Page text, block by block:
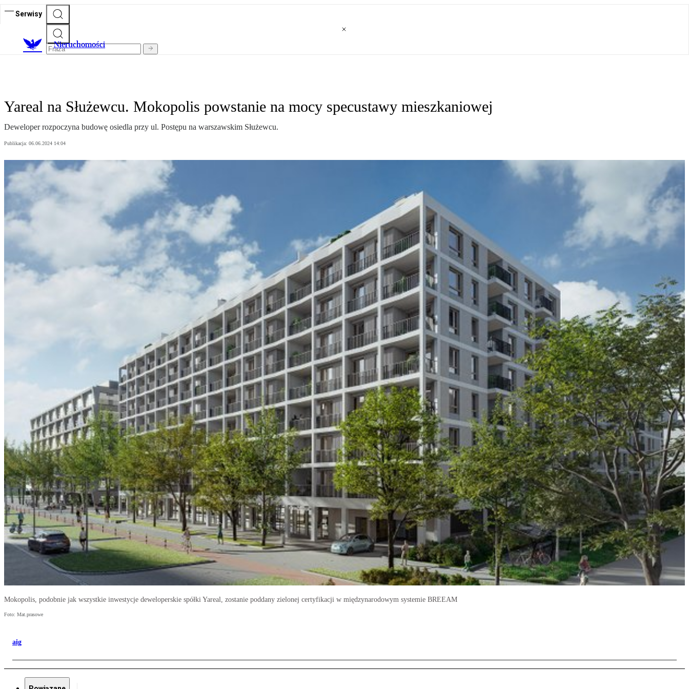
Serwisy
Nieruchomości
Yareal na Służewcu. Mokopolis powstanie na mocy specustawy mieszkaniowej
Deweloper rozpoczyna budowę osiedla przy ul. Postępu na warszawskim Służewcu.
Publikacja: 06.06.2024 14:04
Mokopolis, podobnie jak wszystkie inwestycje deweloperskie spółki Yareal, zostanie poddany zielonej certyfikacji w międzynarodowym systemie BREEAM
Foto: Mat.prasowe
aig